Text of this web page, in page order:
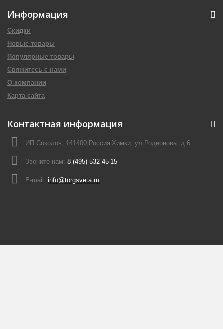
Информация
Скидки
Новые товары
Популярные товары
Свяжитесь с нами
О компании
Карта сайта
Контактная информация
ИП Соколов, 141400,Россия,Химки, ул.Родионова. д 6
Звоните нам: 8 (495) 532-45-15
E-mail: info@torgsveta.ru